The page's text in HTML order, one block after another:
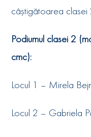
câștigătoarea clasei
Podiumul clasei 2
cmc):
Locul 1 – Mirela
Locul 2 – Gabriela